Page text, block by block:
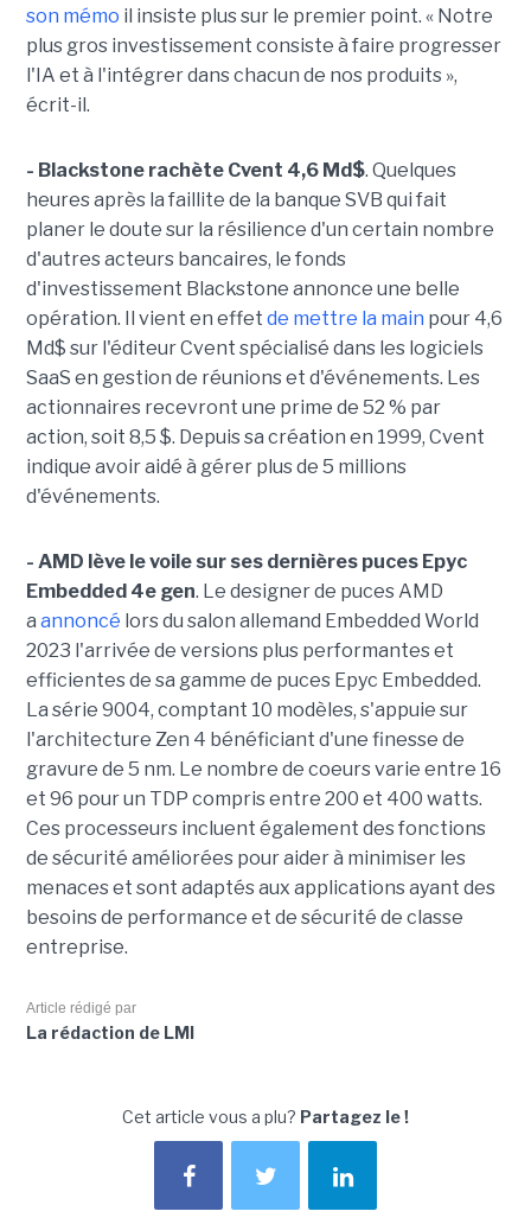
son mémo il insiste plus sur le premier point. « Notre
plus gros investissement consiste à faire progresser
l'IA et à l'intégrer dans chacun de nos produits »,
écrit-il.
- Blackstone rachète Cvent 4,6 Md$. Quelques
heures après la faillite de la banque SVB qui fait
planer le doute sur la résilience d'un certain nombre
d'autres acteurs bancaires, le fonds
d'investissement Blackstone annonce une belle
opération. Il vient en effet de mettre la main pour 4,6
Md$ sur l'éditeur Cvent spécialisé dans les logiciels
SaaS en gestion de réunions et d'événements. Les
actionnaires recevront une prime de 52 % par
action, soit 8,5 $. Depuis sa création en 1999, Cvent
indique avoir aidé à gérer plus de 5 millions
d'événements.
- AMD lève le voile sur ses dernières puces Epyc
Embedded 4e gen. Le designer de puces AMD
a annoncé lors du salon allemand Embedded World
2023 l'arrivée de versions plus performantes et
efficientes de sa gamme de puces Epyc Embedded.
La série 9004, comptant 10 modèles, s'appuie sur
l'architecture Zen 4 bénéficiant d'une finesse de
gravure de 5 nm. Le nombre de coeurs varie entre 16
et 96 pour un TDP compris entre 200 et 400 watts.
Ces processeurs incluent également des fonctions
de sécurité améliorées pour aider à minimiser les
menaces et sont adaptés aux applications ayant des
besoins de performance et de sécurité de classe
entreprise.
Article rédigé par
La rédaction de LMI
Cet article vous a plu? Partagez le !